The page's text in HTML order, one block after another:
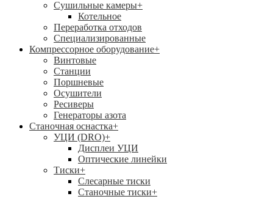
Сушильные камеры+
Котельное
Переработка отходов
Специализированные
Компрессорное оборудование+
Винтовые
Станции
Поршневые
Осушители
Ресиверы
Генераторы азота
Станочная оснастка+
УЦИ (DRO)+
Дисплеи УЦИ
Оптические линейки
Тиски+
Слесарные тиски
Станочные тиски+